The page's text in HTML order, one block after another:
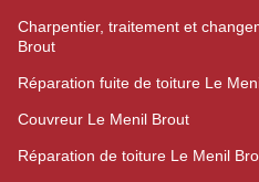
Charpentier, traitement et
Brout
Réparation fuite de toiture Le
Couvreur Le Menil Brout
Réparation de toiture Le Menil